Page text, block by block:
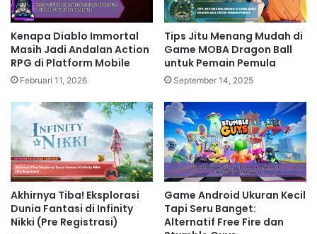
Kenapa Diablo Immortal
Masih Jadi Andalan Action
RPG di Platform Mobile
Februari 11, 2026
Tips Jitu Menang Mudah di
Game MOBA Dragon Ball
untuk Pemain Pemula
September 14, 2025
Akhirnya Tiba! Eksplorasi
Dunia Fantasi di Infinity
Nikki (Pre Registrasi)
Game Android Ukuran Kecil
Tapi Seru Banget:
Alternatif Free Fire dan